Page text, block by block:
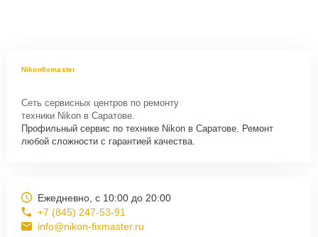
Nikonfixmaster
Сеть сервисных центров по ремонту
техники Nikon в Саратове.
Профильный сервис по технике Nikon в Саратове. Ремонт
любой сложности с гарантией качества.
Ежедневно, с 10:00 до 20:00
+7 (845) 247-53-91
info@nikon-fixmaster.ru